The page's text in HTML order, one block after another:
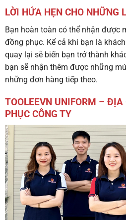
LỜI HỨA HẸN CHO NHỮNG
Bạn hoàn toàn có thể nhận được
đồng phục. Kể cả khi bạn là
quay lại sẽ biến bạn trở thành
bạn sẽ nhận thêm được những
những đơn hàng tiếp theo.
TOOLEEVN UNIFORM –
PHỤC CÔNG TY